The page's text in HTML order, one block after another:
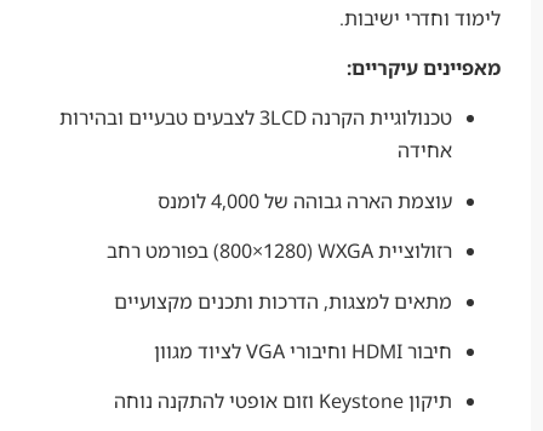
ישיבות.
עיקריים:
טכנולוגיית הקרנה 3LCD לצבעים טבעיים ובהירות
עוצמת הארה גבוהה של 4,000 לומנס
רזולוציית WXGA ‏(1280×800) בפורמט רחב
מתאים למצגות, הדרכות ותכנים מקצועיים